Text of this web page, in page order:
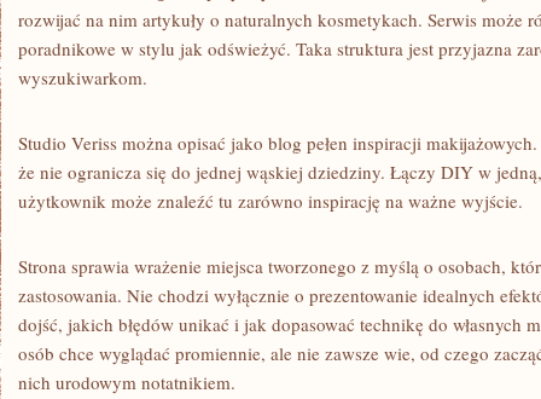
rozwijać na nim artykuły o naturalnych kosmetykach. Serwis może
poradnikowe w stylu jak odświeżyć. Taka struktura jest przyjazna
wyszukiwarkom.
Studio Veriss można opisać jako blog pełen inspiracji makijażowych.
że nie ogranicza się do jednej wąskiej dziedziny. Łączy DIY w
użytkownik może znaleźć tu zarówno inspirację na ważne wyjście.
Strona sprawia wrażenie miejsca tworzonego z myślą o osobach,
zastosowania. Nie chodzi wyłącznie o prezentowanie idealnych
dojść, jakich błędów unikać i jak dopasować technikę do własnych
osób chce wyglądać promiennie, ale nie zawsze wie, od czego
nich urodowym notatnikiem.